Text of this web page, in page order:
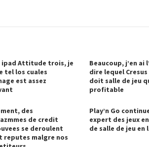
ipad Attitude trois, je
tel los cuales
est assez
Beaucoup, j’en ai
dire lequel Cresus
doit salle de jeu
profitable
des
de credit
se deroulent
reputes malgre nos
Play’n Go
expert des jeux
de salle de jeu en